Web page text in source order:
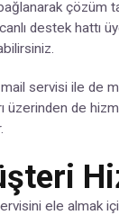
çözüm
destek hattı
mail servisi ile de
üzerinden de
ele almak